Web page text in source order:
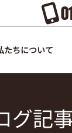
たちについて
グ記